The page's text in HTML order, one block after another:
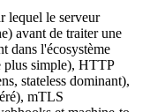
lequel le serveur
avant de traiter une
dans l'écosystème
plus simple), HTTP
stateless dominant),
mTLS